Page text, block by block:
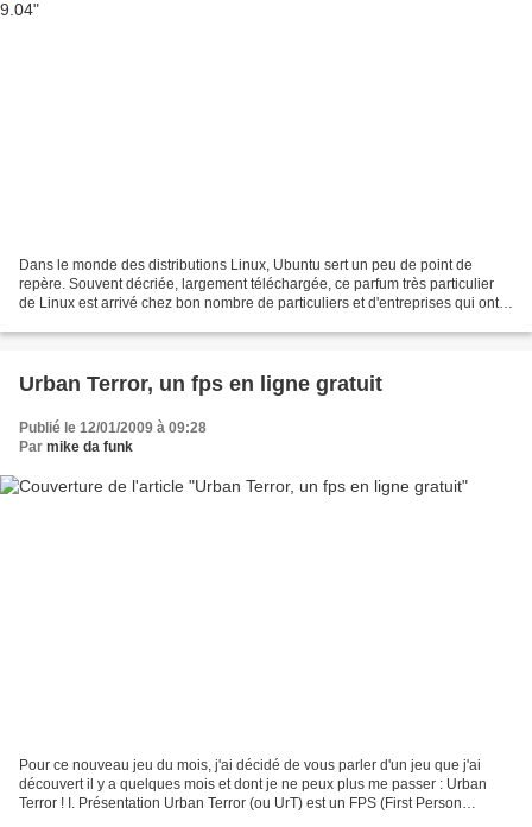
Dans le monde des distributions Linux, Ubuntu sert un peu de point de
repère. Souvent décriée, largement téléchargée, ce parfum très particulier
de Linux est arrivé chez bon nombre de particuliers et d'entreprises qui ont
Urban Terror, un fps en ligne gratuit
Publié le 12/01/2009 à 09:28
Par mike da funk
Pour ce nouveau jeu du mois, j'ai décidé de vous parler d'un jeu que j'ai
découvert il y a quelques mois et dont je ne peux plus me passer : Urban
Terror ! I. Présentation Urban Terror (ou UrT) est un FPS (First Person